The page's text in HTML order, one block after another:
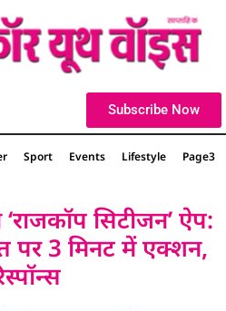
Subscribe Now
Sport Events Lifestyle Page3
सिटीजन’ ऐप:
पर 3 मिनट में एक्शन,